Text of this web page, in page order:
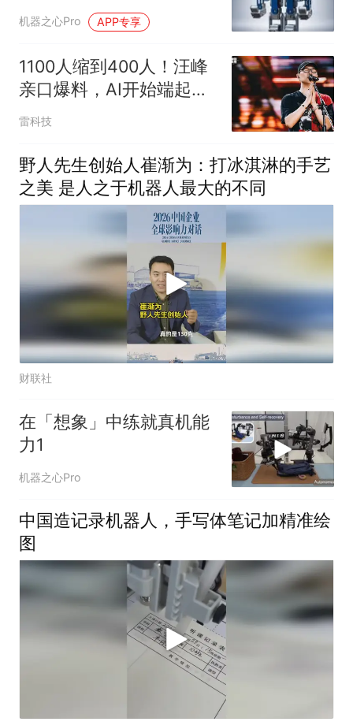
是人形机器人
机器之心Pro APP专享
1100人缩到400人！汪峰
亲口爆料，AI开始端起打
工人饭碗
雷科技
野人先生创始人崔渐为：打冰淇淋的手艺
之美 是人之于机器人最大的不同
财联社
在「想象」中练就真机能
力1
机器之心Pro
中国造记录机器人，手写体笔记加精准绘
图